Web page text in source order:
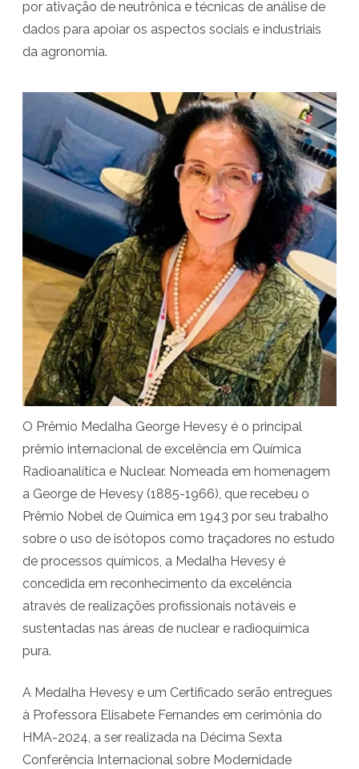
s
d
o
a
d
C
E
N
A
a
r
a
c
a
d
a
o
m
M
por ativação de neutrônica e técnicas de análise de
dados para apoiar os aspectos sociais e industriais
da agronomia.
O Prêmio Medalha George Hevesy é o principal
prêmio internacional de excelência em Química
Radioanalítica e Nuclear. Nomeada em homenagem
a George de Hevesy (1885-1966), que recebeu o
Prêmio Nobel de Química em 1943 por seu trabalho
sobre o uso de isótopos como traçadores no estudo
de processos químicos, a Medalha Hevesy é
concedida em reconhecimento da excelência
através de realizações profissionais notáveis e
sustentadas nas áreas de nuclear e radioquímica
pura.
A Medalha Hevesy e um Certificado serão entregues
à Professora Elisabete Fernandes em cerimônia do
HMA-2024, a ser realizada na Décima Sexta
Conferência Internacional sobre Modernidade